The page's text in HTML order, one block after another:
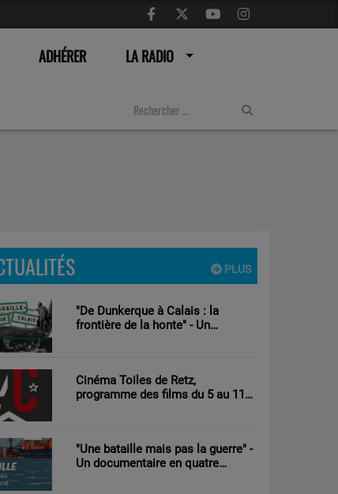
ADHÉRER LA RADIO
PLUS
"De Dunkerque à Calais : la
frontière de la honte" - Un
Cinéma Toiles de Retz,
programme des films du 5 au 11
"Une bataille mais pas la guerre" -
Un documentaire en quatre